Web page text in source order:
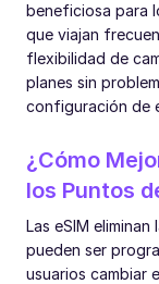
beneficiosa para
que viajan
flexibilidad de
planes sin
configuración de
¿Cómo
los Puntos
Las eSIM
pueden ser
usuarios cambiar